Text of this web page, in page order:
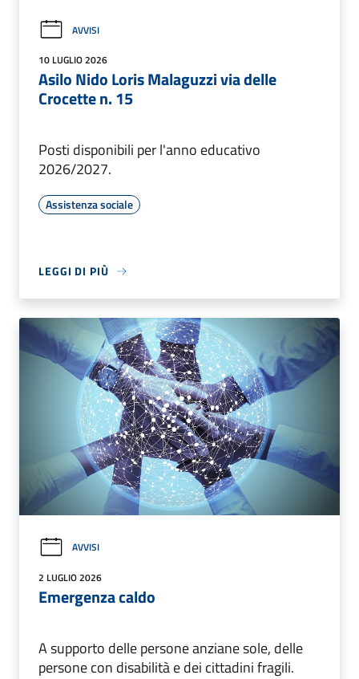
AVVISI
10 LUGLIO 2026
Asilo Nido Loris Malaguzzi via delle
Crocette n. 15
Posti disponibili per l'anno educativo
2026/2027.
Assistenza sociale
LEGGI DI PIÙ
AVVISI
2 LUGLIO 2026
Emergenza caldo
A supporto delle persone anziane sole, delle
persone con disabilità e dei cittadini fragili.